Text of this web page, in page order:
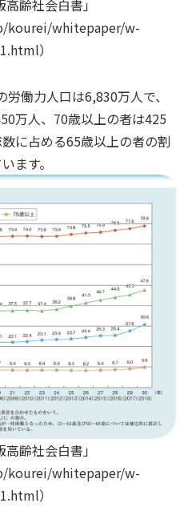
齢社会白書」
kourei/whitepaper/w-
）
働力人口は6,830万人で、
万人、70歳以上の者は425
に占める65歳以上の者の割
ます。
齢社会白書」
kourei/whitepaper/w-
）